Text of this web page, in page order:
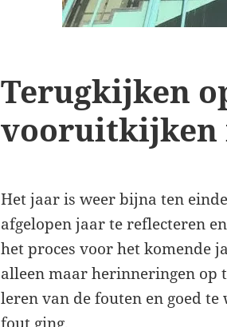
Terugkijken
vooruitkijken
Het jaar is weer bijna ten
afgelopen jaar te reflecteren
het proces voor het komende
alleen maar herinneringen op
leren van de fouten en goed